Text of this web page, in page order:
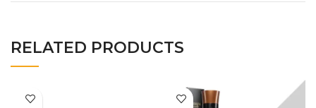
RELATED PRODUCTS